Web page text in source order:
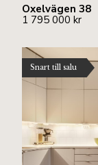
Oxelvägen 38
1 795 000 kr
Snart till salu